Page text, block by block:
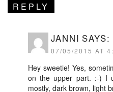
REPLY
JANNI SAYS:
07/05/2015 AT
Hey sweetie! Yes,
on the upper part. :-) I
mostly, dark brown, light